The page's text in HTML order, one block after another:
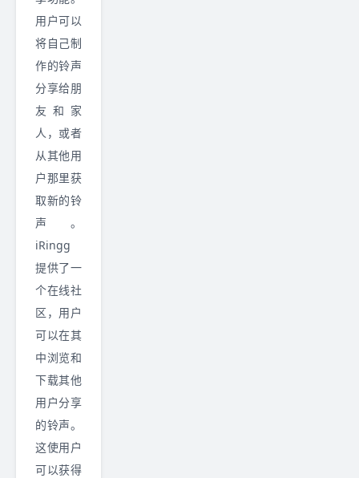
用户可以
将自己制
作的铃声
分享给朋
友和家
人，或者
从其他用
户那里获
取新的铃
声。
iRingg
提供了一
个在线社
区，用户
可以在其
中浏览和
下载其他
用户分享
的铃声。
这使用户
可以获得